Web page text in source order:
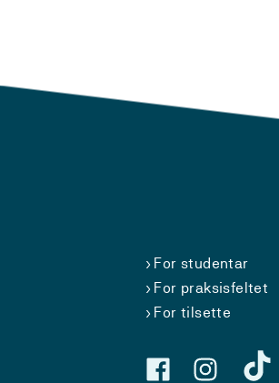
For studentar
For praksisfeltet
For tilsette